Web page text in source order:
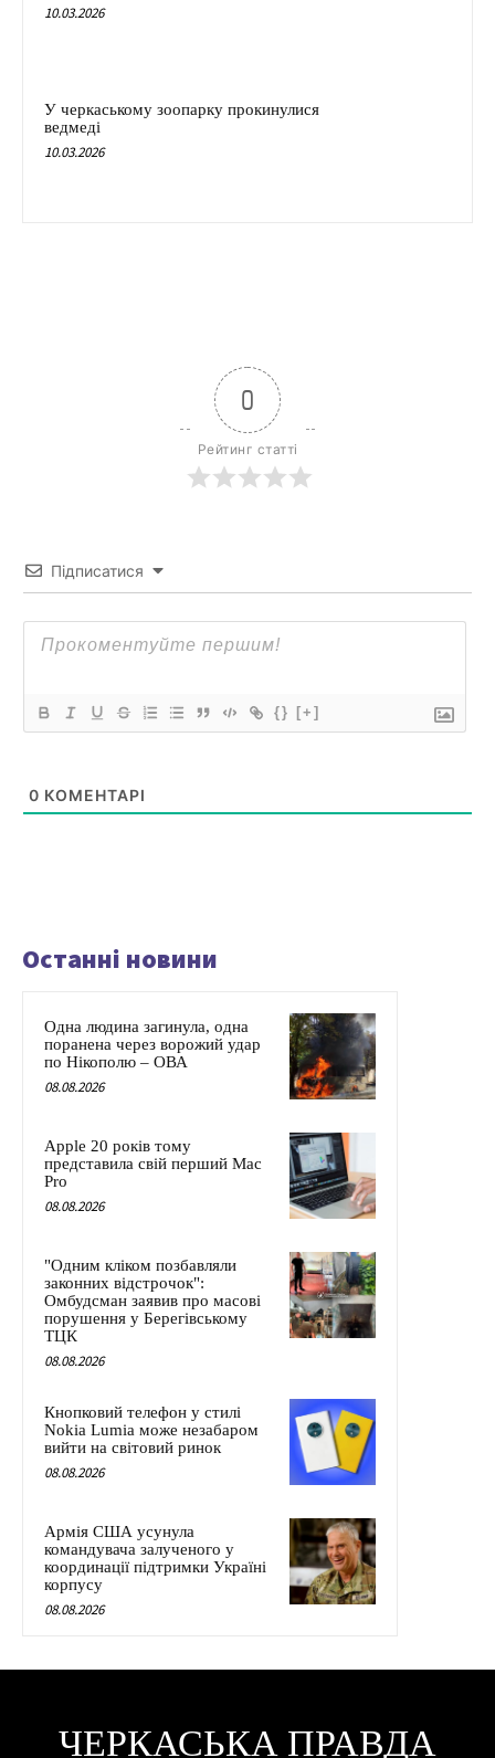
10.03.2026
У черкаському зоопарку прокинулися
ведмеді
10.03.2026
0
Рейтинг статті
Підписатися
{} [+]
0 КОМЕНТАРІ
Останні новини
Одна людина загинула, одна
поранена через ворожий удар
по Нікополю – ОВА
08.08.2026
Apple 20 років тому
представила свій перший Mac
Pro
08.08.2026
"Одним кліком позбавляли
законних відстрочок":
Омбудсман заявив про масові
порушення у Берегівському
ТЦК
08.08.2026
Кнопковий телефон у стилі
Nokia Lumia може незабаром
вийти на світовий ринок
08.08.2026
Армія США усунула
командувача залученого у
координації підтримки Україні
корпусу
08.08.2026
ЧЕРКАСЬКА ПРАВДА